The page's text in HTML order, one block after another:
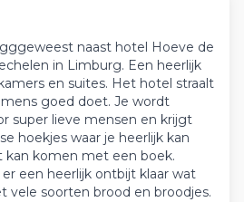
naast hotel Hoeve de
in Limburg. Een heerlijk
en suites. Het hotel straalt
goed doet. Je wordt
super lieve mensen en krijgt
hoekjes waar je heerlijk kan
komen met een boek.
een heerlijk ontbijt klaar wat
vele soorten brood en broodjes.